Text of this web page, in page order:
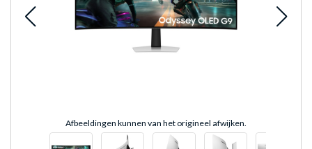
Afbeeldingen kunnen van het origineel afwijken.